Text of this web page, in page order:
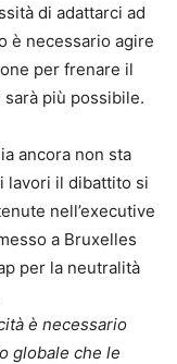
di adattarci ad
è necessario agire
per frenare il
più possibile.
ancora non sta
lavori il dibattito si
nell’executive
a Bruxelles
per la neutralità
è necessario
globale che le